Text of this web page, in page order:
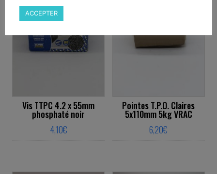
Vis TTPC 4.2 x 55mm
phosphaté noir
4,10€
Pointes T.P.O. Claires
5x110mm 5kg VRAC
6,20€
ACCEPTER